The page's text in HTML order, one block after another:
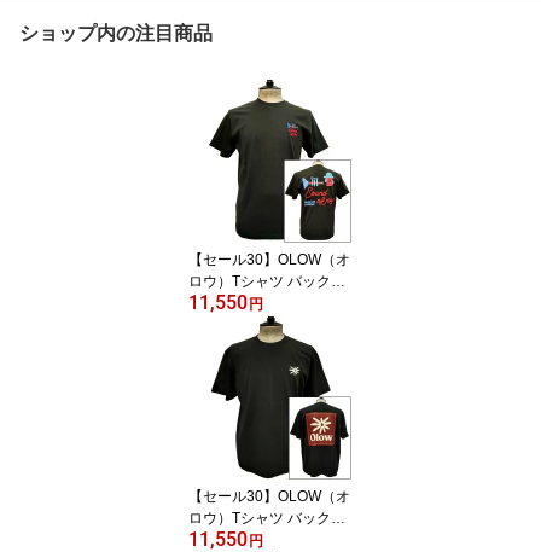
ショップ内の注目商品
【セール30】OLOW（オ
ロウ）Tシャツ バックグ
ラフィック 楽器・音楽の
イラスト OL612002-99
カーボンブラック 黒 オ
ーガニックコットン10
0% 【ケイト・マクエニ
11,550 円
【セール30】OLOW（オ
ロウ）Tシャツ バックプ
リント 花とロゴのイラス
11,550 円